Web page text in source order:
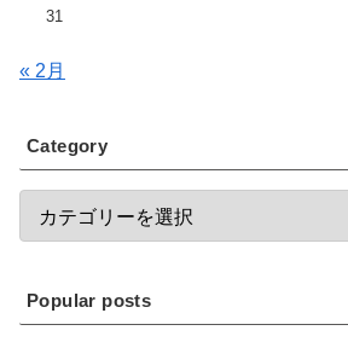
31
« 2月
Category
Popular posts